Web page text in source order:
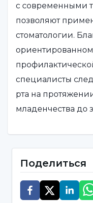
с современными
позволяют
стоматологии.
специалисты
рта на
младенчества до
Использование
дополнение к
осмотру и
Поделиться